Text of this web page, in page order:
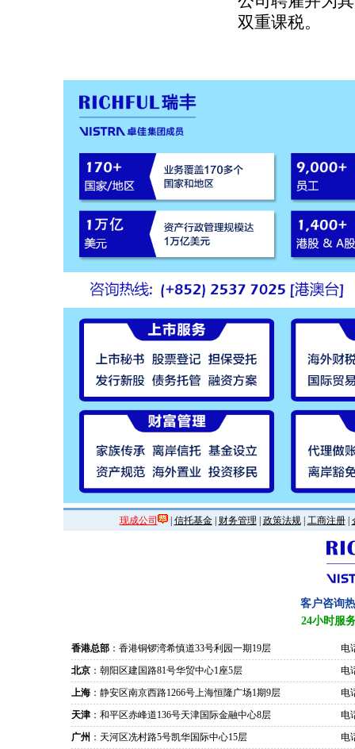
双重课税。
现成公司 | 信托基金| 财务管理 政策法规| 工商注册|
客户咨询
24小时服
香港总部 ：香港铜锣湾希慎道33号利园一期19层
电
北京 ：朝阳区建国路81号华贸中心1座5层
电
上海 ：静安区南京西路1266号上海恒隆广场1期9层
电
天津 ：和平区赤峰道136号天津国际金融中心8层
电
广州 ：天河区冼村路5号凯华国际中心15层
电